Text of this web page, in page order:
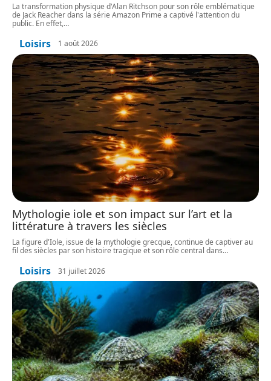
La transformation physique d'Alan Ritchson pour son rôle emblématique
de Jack Reacher dans la série Amazon Prime a captivé l'attention du
public. En effet,…
Loisirs 1 août 2026
Mythologie iole et son impact sur l’art et la
littérature à travers les siècles
La figure d'Iole, issue de la mythologie grecque, continue de captiver au
fil des siècles par son histoire tragique et son rôle central dans…
Loisirs 31 juillet 2026